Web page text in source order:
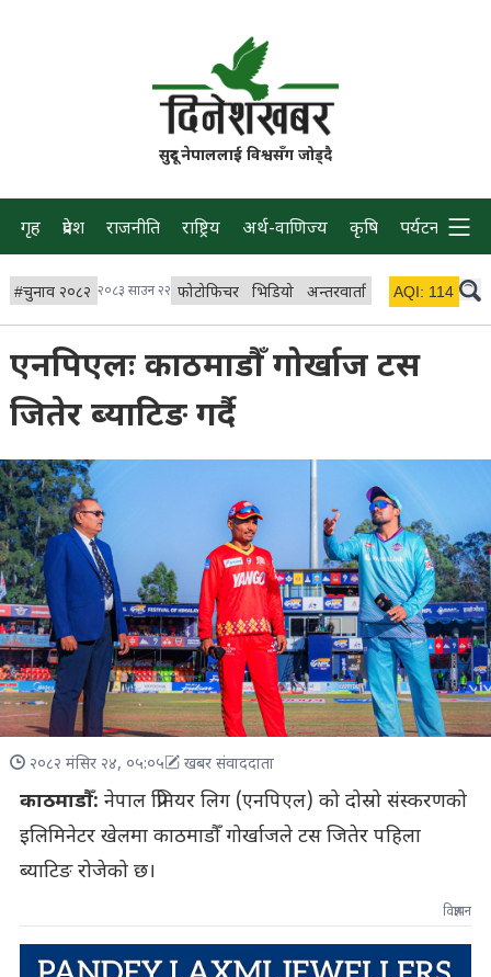
सुदूर नेपाललाई विश्वसँग जोड्दै
गृह प्रदेश राजनीति राष्ट्रिय अर्थ-वाणिज्य कृषि पर्यटन प्रवास
#चुनाव २०८२ २०८३ साउन २२ फोटोफिचर भिडियो अन्तरवार्ता विचार/ब्लग
AQI: 114
एनपिएलः काठमाडौँ गोर्खाज टस
जितेर ब्याटिङ गर्दै
२०८२ मंसिर २४, ०५:०५ खबर संवाददाता
काठमाडौँ: नेपाल प्रिमियर लिग (एनपिएल) को दोस्रो संस्करणको
इलिमिनेटर खेलमा काठमाडौँ गोर्खाजले टस जितेर पहिला
ब्याटिङ रोजेको छ।
विज्ञापन